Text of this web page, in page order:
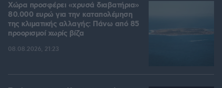
Χώρα προσφέρει «χρυσά διαβατήρια»
80.000 ευρώ για την καταπολέμηση
της κλιματικής αλλαγής: Πάνω από 85
προορισμοί χωρίς βίζα
08.08.2026, 21:23